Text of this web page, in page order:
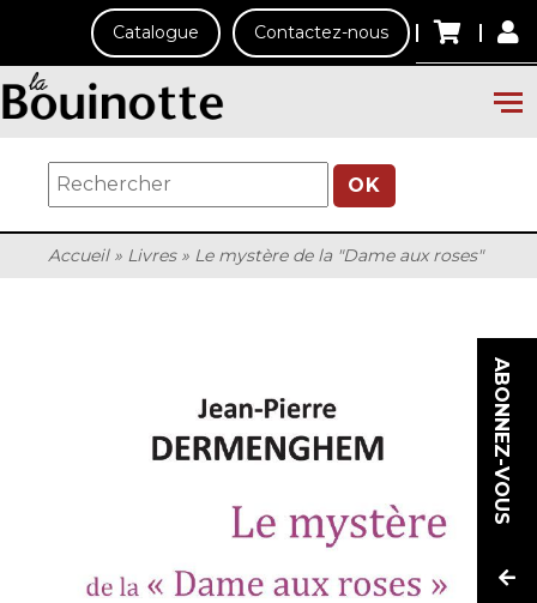
Catalogue Contactez-nous
OK
Accueil» Livres» Le mystère de la "Dame aux roses"
ABONNEZ-VOUS